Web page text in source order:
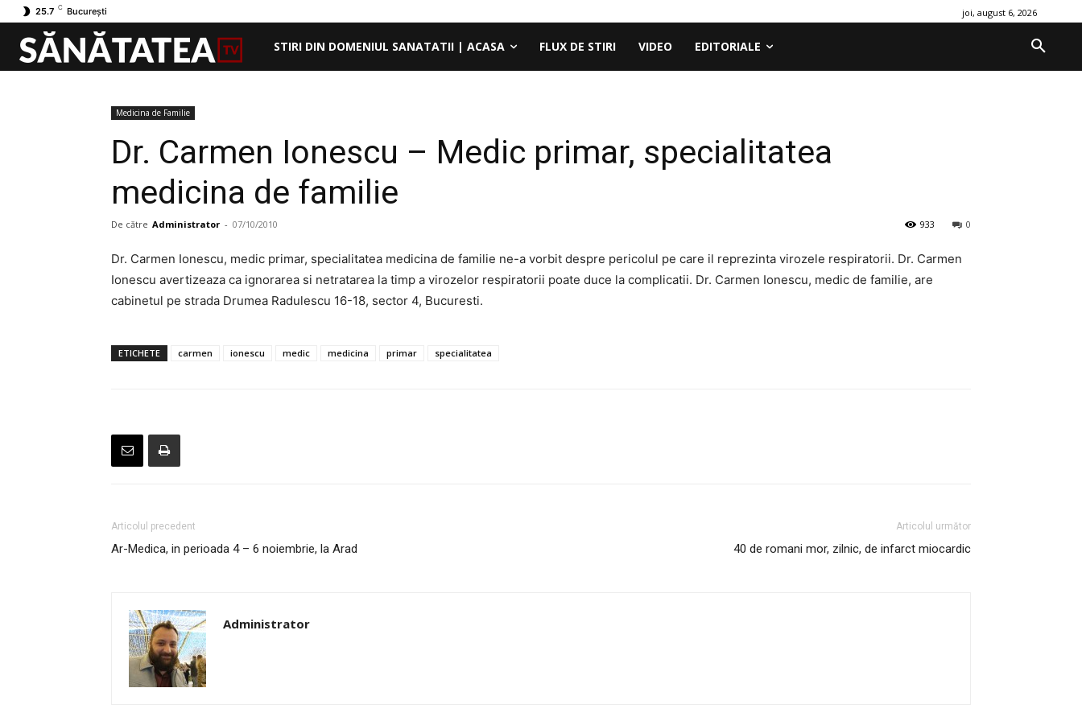
25.7 C București joi, august 6, 2026
STIRI DIN DOMENIUL SANATATII | ACASA FLUX DE STIRI VIDEO EDITORIALE
Medicina de Familie
Dr. Carmen Ionescu – Medic primar, specialitatea
medicina de familie
De către Administrator - 07/10/2010 0
933
Dr. Carmen Ionescu, medic primar, specialitatea medicina de familie ne-a vorbit despre pericolul pe care il reprezinta virozele respiratorii. Dr. Carmen
Ionescu avertizeaza ca ignorarea si netratarea la timp a virozelor respiratorii poate duce la complicatii. Dr. Carmen Ionescu, medic de familie, are
cabinetul pe strada Drumea Radulescu 16-18, sector 4, Bucuresti.
ETICHETE carmen ionescu medic medicina primar specialitatea
Articolul precedent
Ar-Medica, in perioada 4 – 6 noiembrie, la Arad
Articolul următor
40 de romani mor, zilnic, de infarct miocardic
Administrator